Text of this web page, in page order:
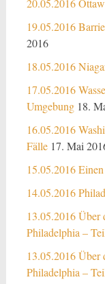
20.05.2016
19.05.2016
2016
18.05.2016
17.05.2016
Umgebung 18.
16.05.2016
Fälle 17. Mai
15.05.2016
14.05.2016
13.05.2016
Philadelphia –
13.05.2016
Philadelphia –